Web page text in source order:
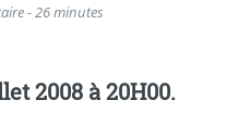
- 26 minutes
2008 à 20H00.